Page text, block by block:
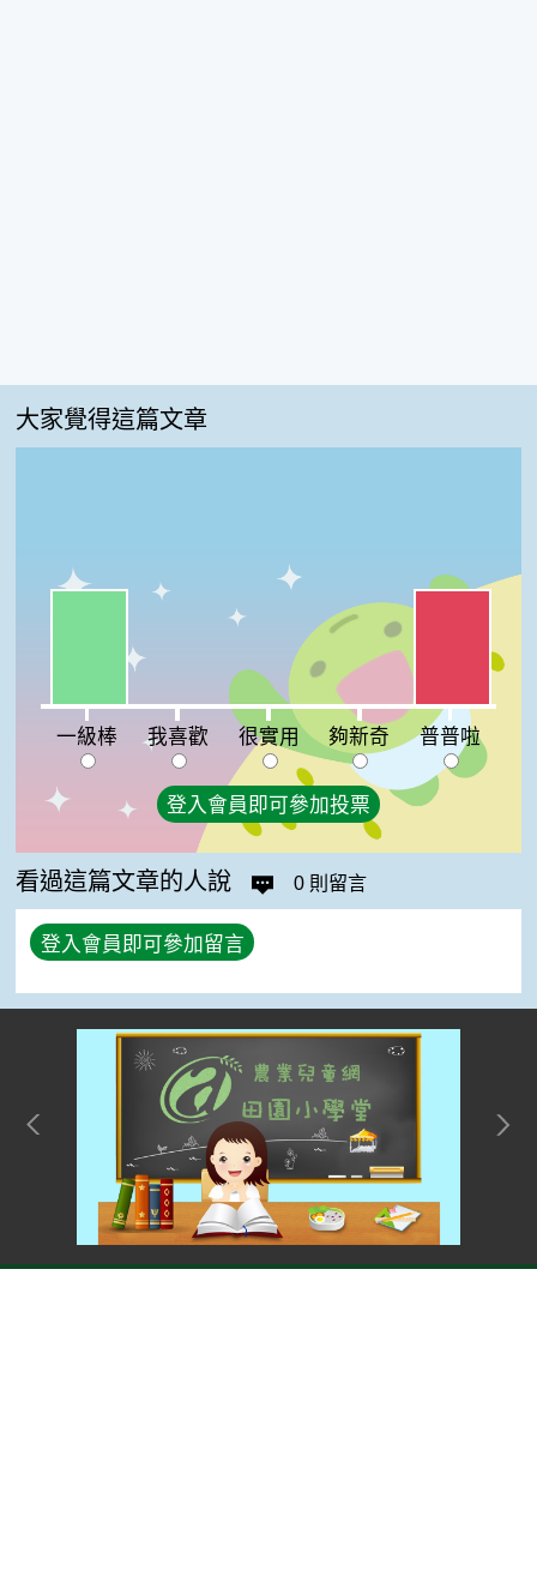
大家覺得這篇文章
我喜歡:0% 很實用:0% 夠新奇:0%
普普啦:50%
一級棒 我喜歡 很實用 夠新奇 普普啦
登入會員即可參加投票
看過這篇文章的人說 0 則留言
登入會員即可參加留言